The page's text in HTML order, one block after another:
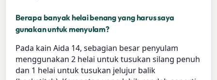
Berapa banyak helai benang yang harus saya
gunakan untuk menyulam?
Pada kain Aida 14, sebagian besar penyulam
menggunakan 2 helai untuk tusukan silang penuh
dan 1 helai untuk tusukan jelujur balik